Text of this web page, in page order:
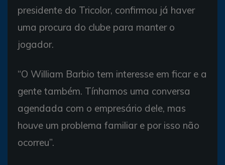
presidente do Tricolor, confirmou já haver
uma procura do clube para manter o
jogador.
“O William Barbio tem interesse em ficar e a
gente também. Tínhamos uma conversa
agendada com o empresário dele, mas
houve um problema familiar e por isso não
ocorreu”.